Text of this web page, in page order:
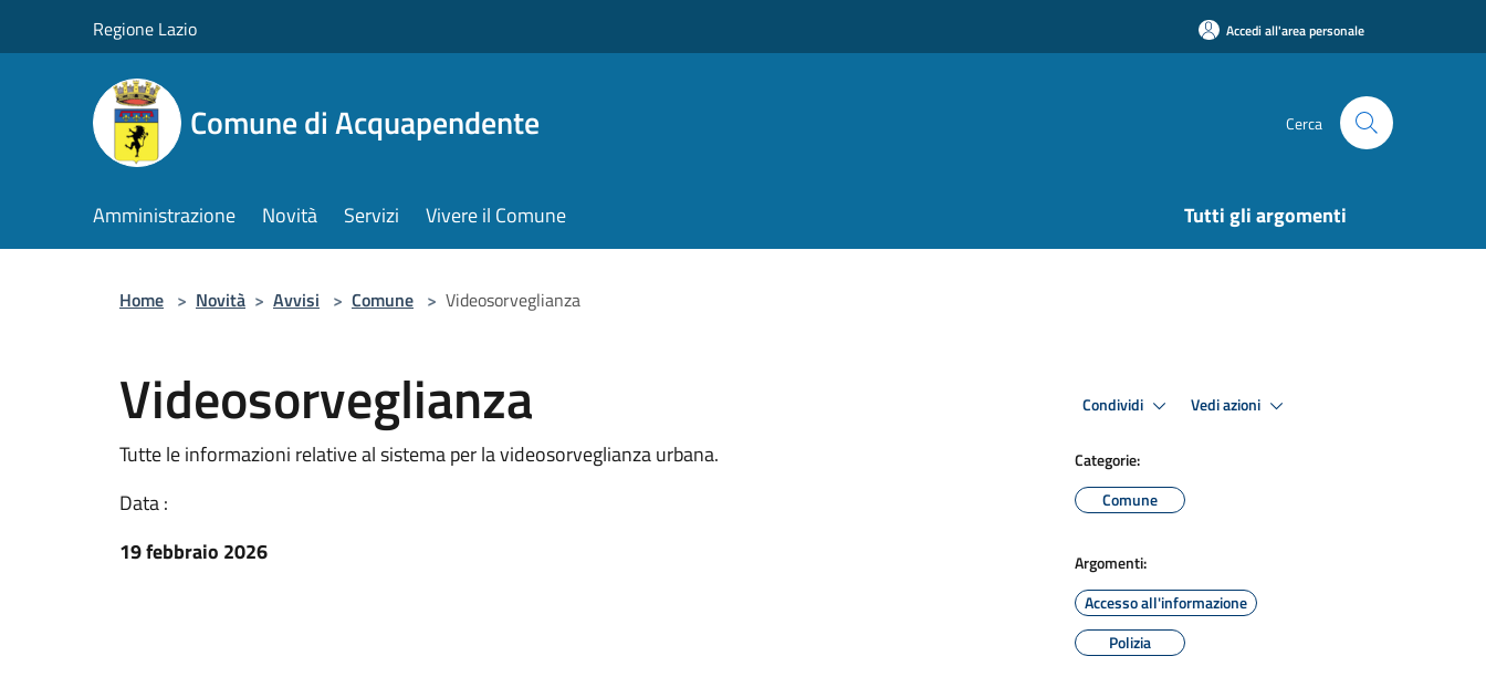
Regione Lazio Accedi all'area personale
Comune di Acquapendente Cerca
Amministrazione Novità Servizi Vivere il Comune Tutti gli argomenti
Home > Novità > Avvisi > Comune > Videosorveglianza
Videosorveglianza
Tutte le informazioni relative al sistema per la videosorveglianza urbana.
Data :
19 febbraio 2026
Condividi Vedi azioni
Categorie:
Comune
Argomenti:
Accesso all'informazione
Polizia